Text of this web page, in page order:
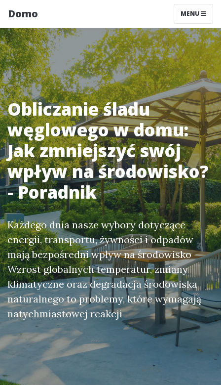
Domo MENU
Obliczanie śladu
węglowego w domu:
Jak zmniejszyć swój
wpływ na środowisko?
- Poradnik
Każdego dnia nasze wybory dotyczące
energii, transportu, żywności i odpadów
mają bezpośredni wpływ na środowisko
Wzrost globalnych temperatur, zmiany
klimatyczne oraz degradacja środowiska
naturalnego to problemy, które wymagają
natychmiastowej reakcji